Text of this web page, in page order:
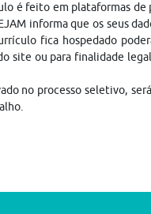
é feito em plataformas de
informa que os seus
fica hospedado
site ou para finalidade
no processo seletivo,